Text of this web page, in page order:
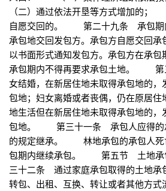
（二）通过依法开垦等方式增加的
自愿交回的。 第二十九条 承包期
承包地交回发包方。承包方自愿交回
以书面形式通知发包方。承包方在承包
承包期内不得再要求承包土地。 第
女结婚，在新居住地未取得承包地的，
包地；妇女离婚或者丧偶，仍在原居住
地生活但在新居住地未取得承包地的，
包地。 第三十一条 承包人应得的
的规定继承。 林地承包的承包人死
包期内继续承包。 第五节 土地
三十二条 通过家庭承包取得的土地承
转包、出租、互换、转让或者其他